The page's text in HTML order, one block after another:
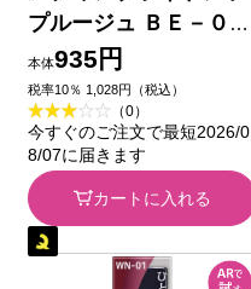
プルージュ ＢＥ－０１
カネボウ化粧品
本体935円
税率10％ 1,028円（税込）
（0）
今すぐのご注文で最短2026/0
8/07に届きます
カートに入れる